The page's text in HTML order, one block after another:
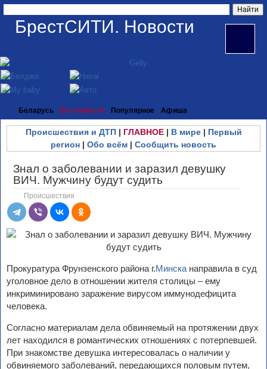
БрестСИТИ. Новости
Беларусь Все новости Популярное Афиша
Происшествия и ДТП| ГЛАВНОЕ| В мире| Первый
регион | Обо всём | Сообщить новость
Знал о заболевании и заразил девушку
ВИЧ. Мужчину будут судить
Происшествия
Прокуратура Фрунзенского района г.Минска направила в суд
уголовное дело в отношении жителя столицы – ему
инкриминировано заражение вирусом иммунодефицита
человека.
Согласно материалам дела обвиняемый на протяжении двух
лет находился в романтических отношениях с потерпевшей.
При знакомстве девушка интересовалась о наличии у
обвиняемого заболеваний, передающихся половым путем,